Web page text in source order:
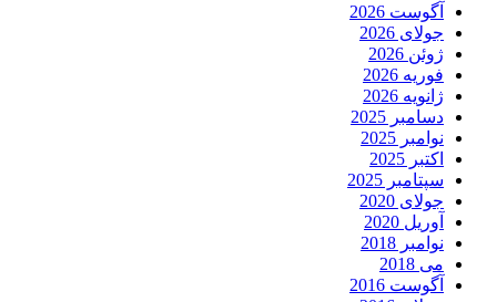
آگوست 2026
جولای 2026
ژوئن 2026
فوریه 2026
ژانویه 2026
دسامبر 2025
نوامبر 2025
اکتبر 2025
سپتامبر 2025
جولای 2020
آوریل 2020
نوامبر 2018
می 2018
آگوست 2016